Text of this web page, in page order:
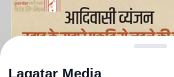
Lagatar Media